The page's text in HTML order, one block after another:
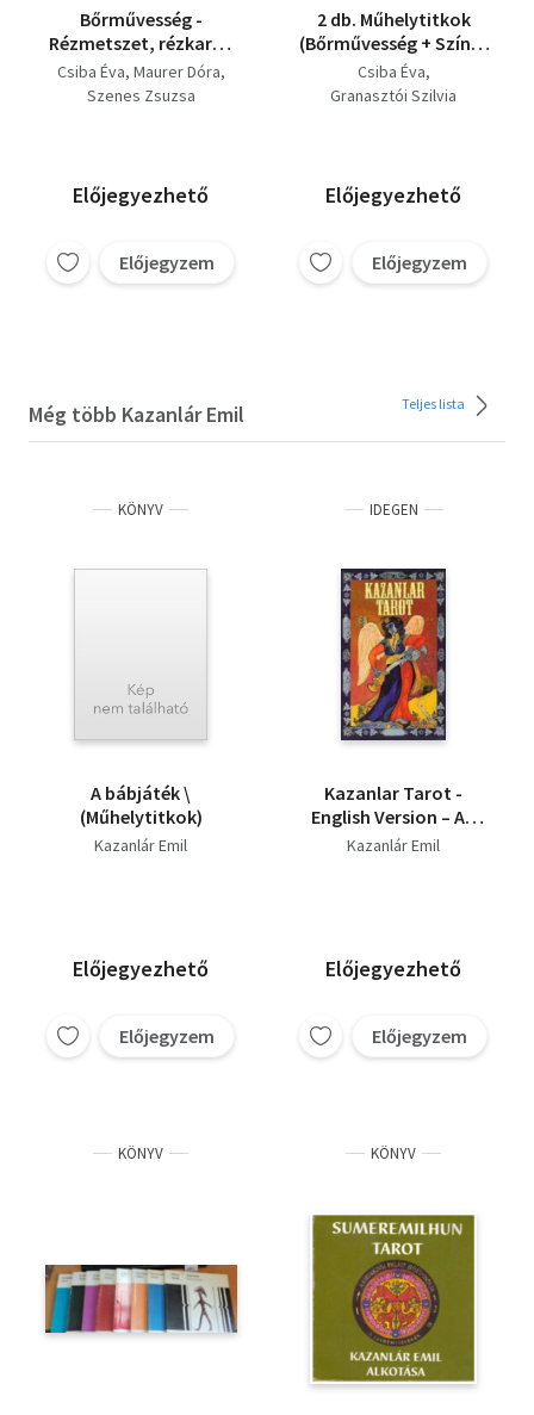
Bőrművesség -
Rézmetszet, rézkarc -
Kelmék és hímzések
(3db Műhelytitkok)
Csiba Éva Maurer Dóra
Szenes Zsuzsa
Előjegyezhető
Előjegyzem
2 db. Műhelytitkok
(Bőrművesség + Színes
kövek művészete)
Csiba Éva
Granasztói Szilvia
Előjegyezhető
Előjegyzem
Még több Kazanlár Emil Teljes lista
KÖNYV
A bábjáték \
(Műhelytitkok)
Kazanlár Emil
Előjegyezhető
Előjegyzem
IDEGEN
Kazanlar Tarot -
English Version – AG
Mueller - ritkaság
Kazanlár Emil
Előjegyezhető
Előjegyzem
KÖNYV KÖNYV